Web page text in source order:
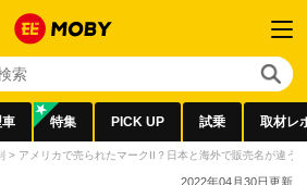
特集 PICK UP 試乗 取材レ
> アメリカで売られたマークII？日本と海外で販売名が違う
2022年04月30日更新